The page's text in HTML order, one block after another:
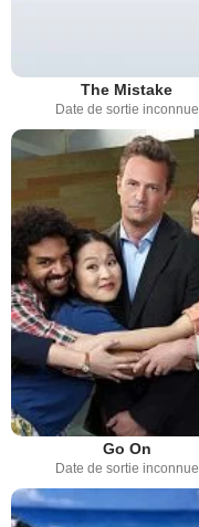
The Mistake
Date de sortie inconnue
Go On
Date de sortie inconnue